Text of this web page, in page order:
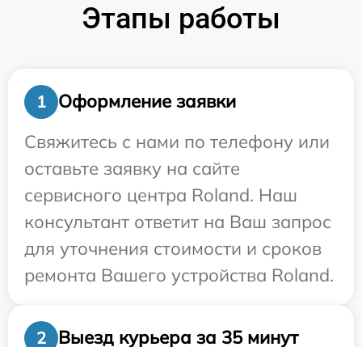
Этапы работы
1
Оформление заявки
Свяжитесь с нами по телефону или
оставьте заявку на сайте
сервисного центра Roland. Наш
консультант ответит на Ваш запрос
для уточнения стоимости и сроков
ремонта Вашего устройства Roland.
2
Выезд курьера за 35 минут